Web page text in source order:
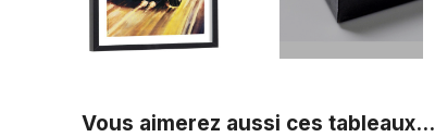
Vous aimerez aussi ces tableaux...